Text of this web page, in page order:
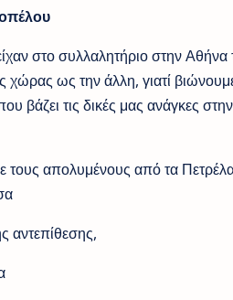
στο συλλαλητήριο στην Αθήνα
ως την άλλη, γιατί
βάζει τις δικές μας ανάγκες
τους απολυμένους από τα
αντεπίθεσης,